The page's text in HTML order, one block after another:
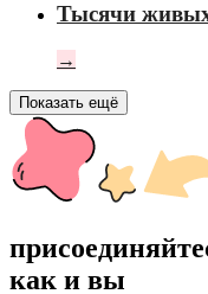
Тысячи
→
Показать ещё
как и вы